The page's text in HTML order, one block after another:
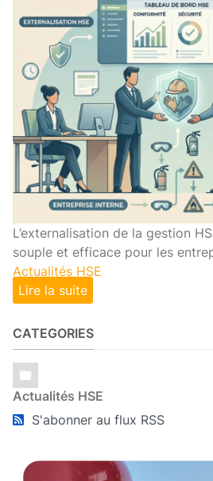
L’externalisation de la gestion
souple et efficace pour les
Actualités HSE
Lire la suite
CATEGORIES
Actualités HSE
S'abonner au flux RSS